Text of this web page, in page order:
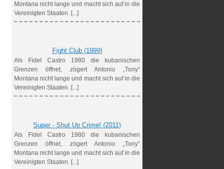
Montana nicht lange und macht sich auf in die
Vereinigten Staaten. [...]
Fight Club (1999)
Als Fidel Castro 1980 die kubanischen
Grenzen öffnet, zögert Antonio „Tony“
Montana nicht lange und macht sich auf in die
Vereinigten Staaten. [...]
Super - Shut Up Crime! (2011)
Als Fidel Castro 1980 die kubanischen
Grenzen öffnet, zögert Antonio „Tony“
Montana nicht lange und macht sich auf in die
Vereinigten Staaten. [...]